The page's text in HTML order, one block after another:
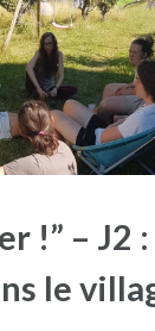
!” – J2
le